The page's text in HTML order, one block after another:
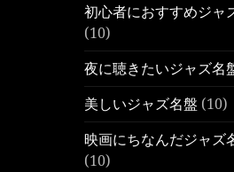
初心者におすすめジャ
(10)
夜に聴きたいジャズ名
美しいジャズ名盤 (10)
映画にちなんだジャズ
(10)